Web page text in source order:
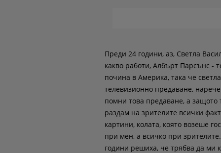
Преди 24 години, аз, Светла
какво работи, Албърт Парсънс -
почина в Америка, така че
телевизионно предаване,
помни това предаване, а защото
раздам на зрителите всички
картини, колата, която возеше
при мен, а всичко при
години решиха, че трябва да ми